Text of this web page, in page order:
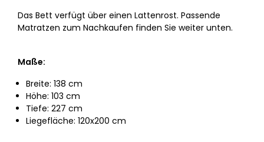
Das Bett verfügt über einen Lattenrost. Passende
Matratzen zum Nachkaufen finden Sie weiter unten.
Maße:
Breite: 138 cm
Höhe: 103 cm
Tiefe: 227 cm
Liegefläche: 120x200 cm